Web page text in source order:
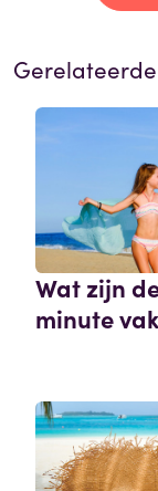
Wat zijn
minute